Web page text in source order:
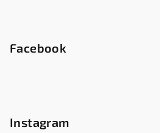
Facebook
Instagram